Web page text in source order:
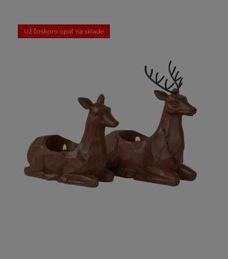
Už čoskoro opäť na sklade